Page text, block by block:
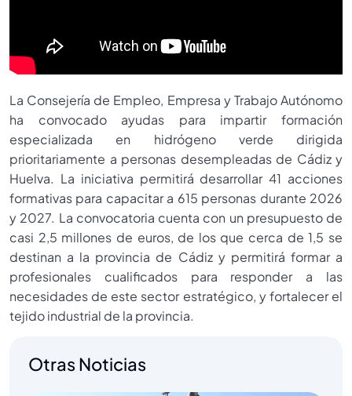
La Consejería de Empleo, Empresa y Trabajo Autónomo
ha convocado ayudas para impartir formación
especializada en hidrógeno verde dirigida
prioritariamente a personas desempleadas de Cádiz y
Huelva. La iniciativa permitirá desarrollar 41 acciones
formativas para capacitar a 615 personas durante 2026
y 2027. La convocatoria cuenta con un presupuesto de
casi 2,5 millones de euros, de los que cerca de 1,5 se
destinan a la provincia de Cádiz y permitirá formar a
profesionales cualificados para responder a las
necesidades de este sector estratégico, y fortalecer el
tejido industrial de la provincia.
Otras Noticias